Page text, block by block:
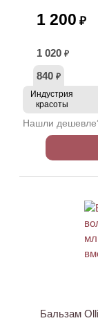
1 200 ₽
1 020 ₽
840 ₽
Индустрия
красоты
Нашли
Бальзам